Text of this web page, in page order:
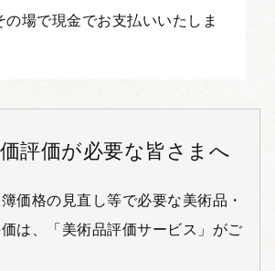
の場で現金でお支払いいたしま
評価が必要な皆さまへ
価格の見直し等で必要な美術品・
は、「美術品評価サービス」がご